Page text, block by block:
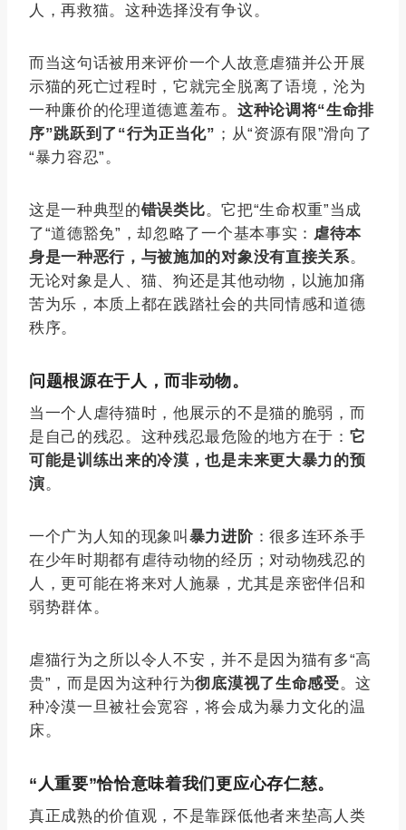
人，再救猫。这种选择没有争议。
而当这句话被用来评价一个人故意虐猫并公开展
示猫的死亡过程时，它就完全脱离了语境，沦为
一种廉价的伦理道德遮羞布。 这种论调将“生命排
序”跳跃到了“行为正当化” ；从“资源有限”滑向了
“暴力容忍”。
这是一种典型的错误类比。它把“生命权重”当成
了“道德豁免”，却忽略了一个基本事实： 虐待本
身是一种恶行，与被施加的对象没有直接关系。
无论对象是人、猫、狗还是其他动物，以施加痛
苦为乐，本质上都在践踏社会的共同情感和道德
秩序。
问题根源在于人，而非动物。
当一个人虐待猫时，他展示的不是猫的脆弱，而
是自己的残忍。这种残忍最危险的地方在于： 它
可能是训练出来的冷漠，也是未来更大暴力的预
演。
一个广为人知的现象叫 暴力进阶：很多连环杀手
在少年时期都有虐待动物的经历；对动物残忍的
人，更可能在将来对人施暴，尤其是亲密伴侣和
弱势群体。
虐猫行为之所以令人不安，并不是因为猫有多“高
贵”，而是因为这种行为彻底漠视了生命感受。这
种冷漠一旦被社会宽容，将会成为暴力文化的温
床。
“人重要”恰恰意味着我们更应心存仁慈。
真正成熟的价值观，不是靠踩低他者来垫高人类